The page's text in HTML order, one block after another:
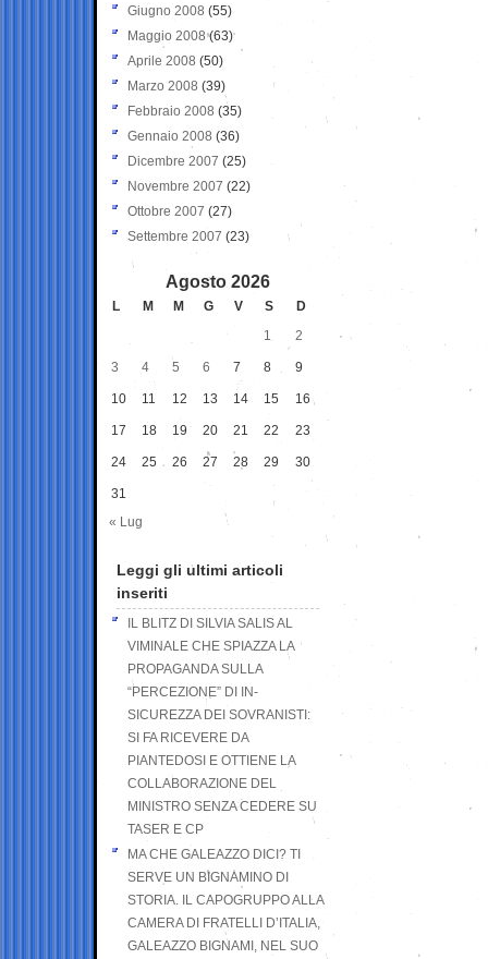
Giugno 2008 (55)
Maggio 2008(63)
Aprile 2008 (50)
Marzo 2008 (39)
Febbraio 2008 (35)
Gennaio 2008 (36)
Dicembre 2007 (25)
Novembre 2007 (22)
Ottobre 2007 (27)
Settembre 2007 (23)
Agosto 2026
L M M G V S
D
1
2
3 4 5 6 7 8 9
10 11 12 13 14 15 16
17 18 19 20 21 22 23
24 25 26 27 28 29 30
31
« Lug
Leggi gli ultimi articoli
inseriti
IL BLITZ DI SILVIA SALIS AL
VIMINALE CHE SPIAZZA LA
PROPAGANDA SULLA
“PERCEZIONE” DI IN-
SICUREZZA DEI SOVRANISTI:
SI FA RICEVERE DA
PIANTEDOSI E OTTIENE LA
COLLABORAZIONE DEL
MINISTRO SENZA CEDERE SU
TASER E CP
MA CHE GALEAZZO DICI? TI
SERVE UN BIGNAMINO DI
STORIA. IL CAPOGRUPPO ALLA
CAMERA DI FRATELLI D’ITALIA,
GALEAZZO BIGNAMI, NEL SUO